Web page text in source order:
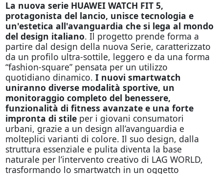
La nuova serie HUAWEI WATCH FIT 5,
protagonista del lancio, unisce tecnologia e
un'estetica all'avanguardia che si lega al mondo
del design italiano. Il progetto prende forma a
partire dal design della nuova Serie, caratterizzato
da un profilo ultra-sottile, leggero e da una forma
“fashion-square” pensata per un utilizzo
quotidiano dinamico. I nuovi smartwatch
uniranno diverse modalità sportive, un
monitoraggio completo del benessere,
funzionalità di fitness avanzate e una forte
impronta di stile per i giovani consumatori
urbani, grazie a un design all’avanguardia e
molteplici varianti di colore. Il suo design, dalla
struttura essenziale e pulita diventa la base
naturale per l’intervento creativo di LAG WORLD,
trasformando lo smartwatch in un oggetto